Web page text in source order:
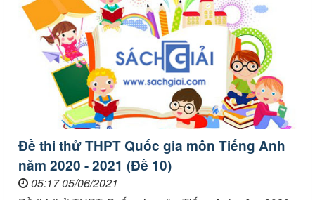
Đề thi thử THPT Quốc gia môn Tiếng Anh
năm 2020 - 2021 (Đề 10)
05:17 05/06/2021